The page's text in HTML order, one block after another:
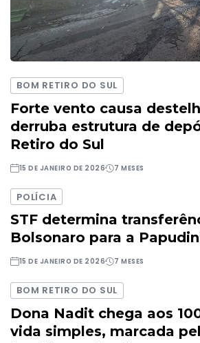
BOM RETIRO DO SUL
Forte vento causa
derruba estrutura de
Retiro do Sul
15 DE JANEIRO DE 2026 7 MESES
POLÍCIA
STF determina
Bolsonaro para a
15 DE JANEIRO DE 2026 7 MESES
BOM RETIRO DO SUL
Dona Nadit chega aos
vida simples, marcada